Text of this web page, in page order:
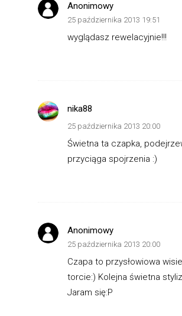
Anonimowy
25 października 2013 19:51
wyglądasz rewelacyjnie!!!
nika88
25 października 2013 20:00
Świetna ta czapka,
przyciąga spojrzenia :)
Anonimowy
25 października 2013 20:00
Czapa to przysłowiowa
torcie:) Kolejna świetna
Jaram się:P